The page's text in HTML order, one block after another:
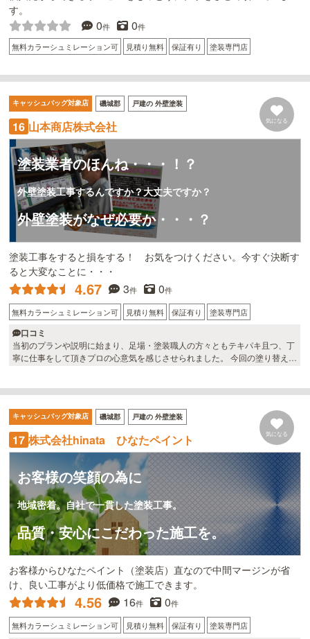
す。
0件 0件
無料カラーシュミレーション可 見積り無料 保証有り 塗装専門店
キャッシュバッグ対象店 磯城郡 戸建の 外壁塗装
16 山本商店株式会社 気になる
塗装業者のほんね・・・！？
外壁塗装工事するんですか？大丈夫ですか？
外壁塗装がなぜ必要か・・・？
塗装工事をすると損をする！ お気をつけください。今すぐ決断す
ると大変なことに・・・
4.67 3件 0件
無料カラーシュミレーション可 見積り無料 保証有り 塗装専門店
口コミ
当初のプランや説明に始まり、足場・塗装職人の方々ともテキパキ且つ、丁
寧に仕事をして頂きプロの心意気を感じさせられました。 今回の塗り替えで
ました。
キャッシュバッグ対象店 磯城郡 戸建の 外壁塗装
17 株式会社hinata ひなたペイント 気になる
お客様の笑顔の為に
地域密着。自社で一貫した塗装工事。
品質・安心にこだわった施工を。
お客様からひなたペイント（塗装店）直なので中間マージンが省
け、良い工事がより低価格で施工できます。
4.56 16件 0件
無料カラーシュミレーション可 見積り無料 保証有り 塗装専門店